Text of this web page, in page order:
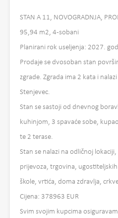
STAN A 11, NOVOGRADNJA,
95,94 m2, 4-sobani
Planirani rok useljenja: 2027.
Prodaje se dvosoban stan
zgrade. Zgrada ima 2 kata i
Stenjevec.
Stan se sastoji od dnevnog
kuhinjom, 3 spavaće sobe,
te 2 terase.
Stan se nalazi na odličnoj
prijevoza, trgovina,
škole, vrtića, doma zdravlja,
Cijena: 378963 EUR
Svim svojim kupcima